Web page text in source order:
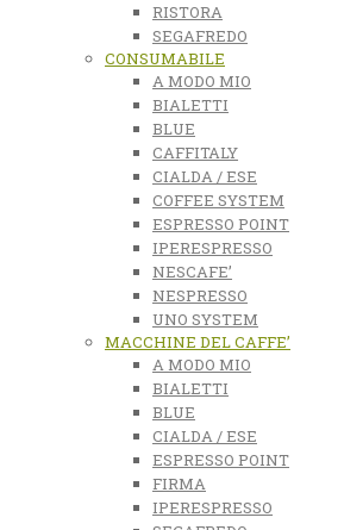
RISTORA
SEGAFREDO
CONSUMABILE
A MODO MIO
BIALETTI
BLUE
CAFFITALY
CIALDA / ESE
COFFEE SYSTEM
ESPRESSO POINT
IPERESPRESSO
NESCAFE’
NESPRESSO
UNO SYSTEM
MACCHINE DEL CAFFE’
A MODO MIO
BIALETTI
BLUE
CIALDA / ESE
ESPRESSO POINT
FIRMA
IPERESPRESSO